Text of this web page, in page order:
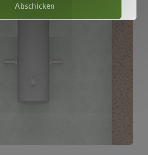
Abschicken